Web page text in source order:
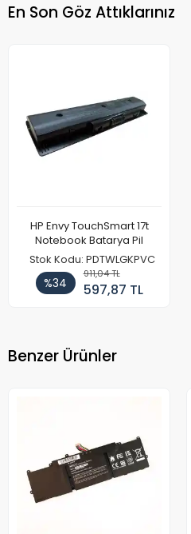
En Son Göz Attıklarınız
HP Envy TouchSmart 17t
Notebook Batarya Pil
Stok Kodu: PDTWLGKPVC
%34
911,04 TL
597,87 TL
Benzer Ürünler